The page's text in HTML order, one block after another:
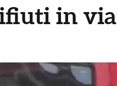
in via